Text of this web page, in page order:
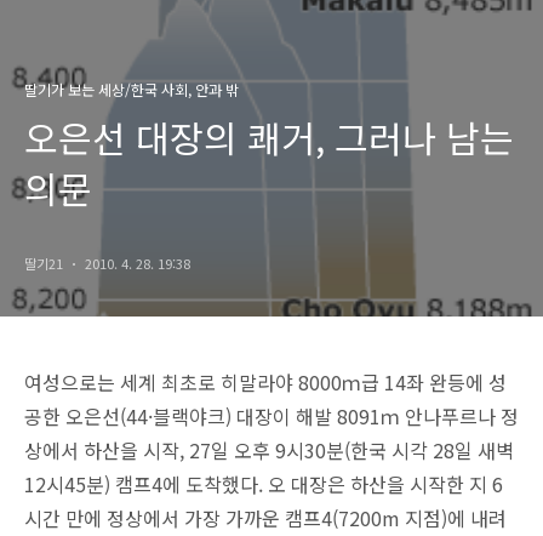
딸기가 보는 세상/한국 사회, 안과 밖
오은선 대장의 쾌거, 그러나 남는
의문
딸기21 2010. 4. 28. 19:38
여성으로는 세계 최초로 히말라야 8000ｍ급 14좌 완등에 성
공한 오은선(44·블랙야크) 대장이 해발 8091ｍ 안나푸르나 정
상에서 하산을 시작, 27일 오후 9시30분(한국 시각 28일 새벽
12시45분) 캠프4에 도착했다. 오 대장은 하산을 시작한 지 6
시간 만에 정상에서 가장 가까운 캠프4(7200m 지점)에 내려